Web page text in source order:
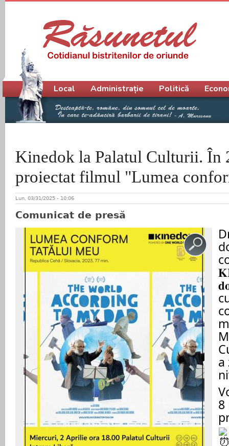
Kinedok la Palatul Culturii. În
proiectat filmul "Lumea
Lun, 03/31/2025 - 10:06
Comunicat de presă
a
8
Meniu principal
Local Administrație Politică